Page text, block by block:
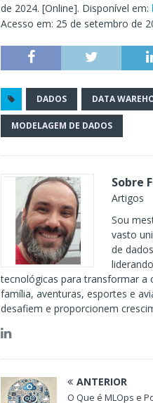
de 2024. [Online]. Disponível em:
Acesso em: 25 de setembro de
DADOS DATA
MODELAGEM DE DADOS
Sobre
Artigos
Sou
vasto
de
tecnológicas para transformar a
família, aventuras, esportes e
desafiem e proporcionem
ANTERIOR
O Que é MLOps e